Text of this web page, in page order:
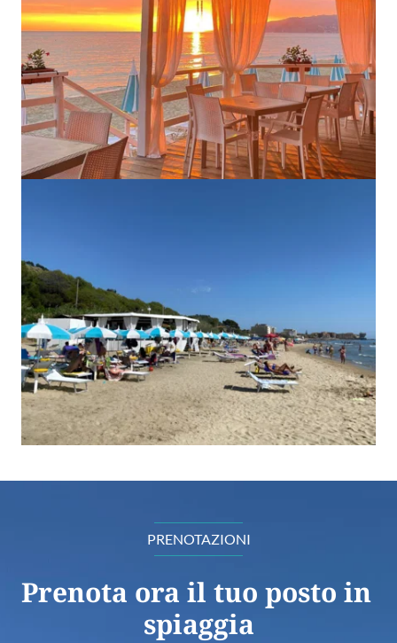
PRENOTAZIONI
Prenota ora il tuo posto in
spiaggia